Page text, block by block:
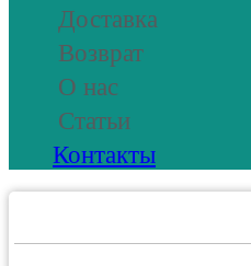
Доставка
Возврат
О нас
Статьи
Контакты